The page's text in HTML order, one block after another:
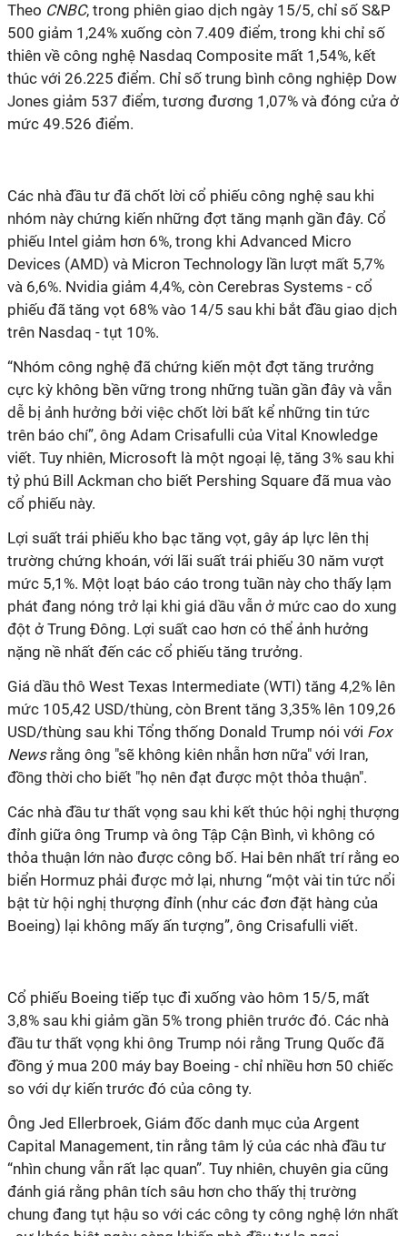
Theo CNBC, trong phiên giao dịch ngày 15/5, chỉ số S&P
500 giảm 1,24% xuống còn 7.409 điểm, trong khi chỉ số
thiên về công nghệ Nasdaq Composite mất 1,54%, kết
thúc với 26.225 điểm. Chỉ số trung bình công nghiệp Dow
Jones giảm 537 điểm, tương đương 1,07% và đóng cửa ở
mức 49.526 điểm.
Các nhà đầu tư đã chốt lời cổ phiếu công nghệ sau khi
nhóm này chứng kiến ​​những đợt tăng mạnh gần đây. Cổ
phiếu Intel giảm hơn 6%, trong khi Advanced Micro
Devices (AMD) và Micron Technology lần lượt mất 5,7%
và 6,6%. Nvidia giảm 4,4%, còn Cerebras Systems - cổ
phiếu đã tăng vọt 68% vào 14/5 sau khi bắt đầu giao dịch
trên Nasdaq - tụt 10%.
“Nhóm công nghệ đã chứng kiến ​​một đợt tăng trưởng
cực kỳ không bền vững trong những tuần gần đây và vẫn
dễ bị ảnh hưởng bởi việc chốt lời bất kể những tin tức
trên báo chí”, ông Adam Crisafulli của Vital Knowledge
viết. Tuy nhiên, Microsoft là một ngoại lệ, tăng 3% sau khi
tỷ phú Bill Ackman cho biết Pershing Square đã mua vào
cổ phiếu này.
Lợi suất trái phiếu kho bạc tăng vọt, gây áp lực lên thị
trường chứng khoán, với lãi suất trái phiếu 30 năm vượt
mức 5,1%. Một loạt báo cáo trong tuần này cho thấy lạm
phát đang nóng trở lại khi giá dầu vẫn ở mức cao do xung
đột ở Trung Đông. Lợi suất cao hơn có thể ảnh hưởng
nặng nề nhất đến các cổ phiếu tăng trưởng.
Giá dầu thô West Texas Intermediate (WTI) tăng 4,2% lên
mức 105,42 USD/thùng, còn Brent tăng 3,35% lên 109,26
USD/thùng sau khi Tổng thống Donald Trump nói với Fox
Newsrằng ông "sẽ không kiên nhẫn hơn nữa" với Iran,
đồng thời cho biết "họ nên đạt được một thỏa thuận".
Các nhà đầu tư thất vọng sau khi kết thúc hội nghị thượng
đỉnh giữa ông Trump và ông Tập Cận Bình, vì không có
thỏa thuận lớn nào được công bố. Hai bên nhất trí rằng eo
biển Hormuz phải được mở lại, nhưng “một vài tin tức nổi
bật từ hội nghị thượng đỉnh (như các đơn đặt hàng của
Boeing) lại không mấy ấn tượng”, ông Crisafulli viết.
Cổ phiếu Boeing tiếp tục đi xuống vào hôm 15/5, mất
3,8% sau khi giảm gần 5% trong phiên trước đó. Các nhà
đầu tư thất vọng khi ông Trump nói rằng Trung Quốc đã
đồng ý mua 200 máy bay Boeing - chỉ nhiều hơn 50 chiếc
so với dự kiến ​​trước đó của công ty.
Ông Jed Ellerbroek, Giám đốc danh mục của Argent
Capital Management, tin rằng tâm lý của các nhà đầu tư
“nhìn chung vẫn rất lạc quan”. Tuy nhiên, chuyên gia cũng
đánh giá rằng phân tích sâu hơn cho thấy thị trường
chung đang tụt hậu so với các công ty công nghệ lớn nhất